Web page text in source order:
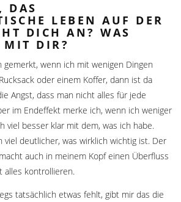
M
LEBEN AUF DER T
DICH AN? WAS M
DIR?
gemerkt, wenn ich mit wenigen Dingen
oder einem Koffer, dann ist da
Angst, dass man nicht alles für jede
im Endeffekt merke ich, wenn ich weniger
viel besser klar mit dem, was ich habe.
viel deutlicher, was wirklich wichtig ist. Der
auch in meinem Kopf einen Überfluss
alles kontrollieren.
tatsächlich etwas fehlt, gibt mir das die